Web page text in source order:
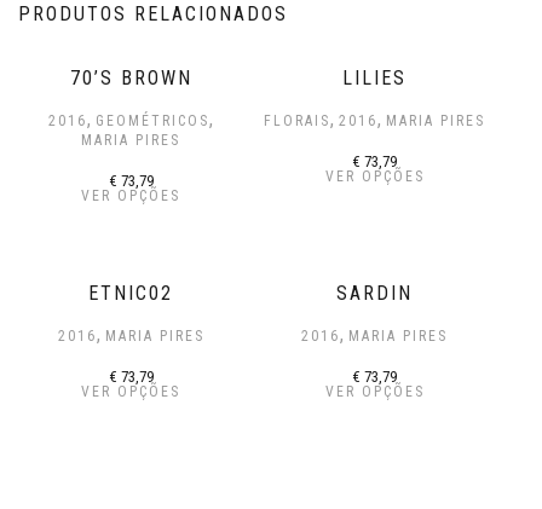
PRODUTOS RELACIONADOS
70’S BROWN
2016, GEOMÉTRICOS,
MARIA PIRES
€ 73,79
VER OPÇÕES
LILIES
FLORAIS,2016, MARIA PIRES
€ 73,79
VER OPÇÕES
ETNIC02
2016, MARIA PIRES
€ 73,79
VER OPÇÕES
SARDIN
2016, MARIA PIRES
€ 73,79
VER OPÇÕES